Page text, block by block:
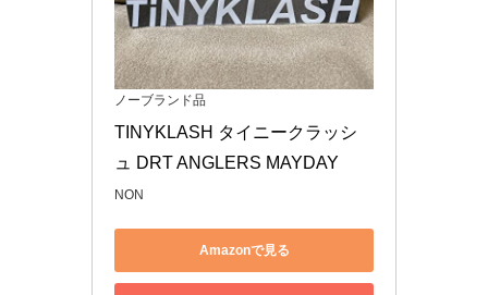
ノーブランド品
TINYKLASH タイニークラッシ
ュ DRT ANGLERS MAYDAY
NON
Amazonで見る